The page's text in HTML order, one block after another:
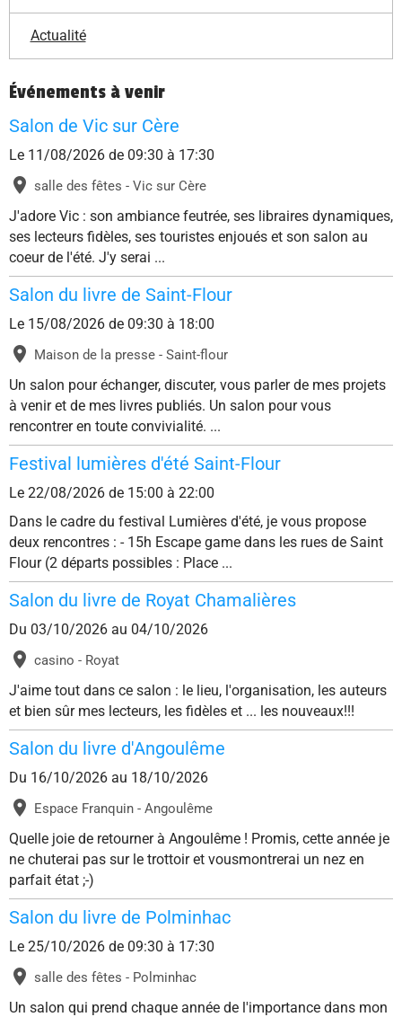
Actualité
Événements à venir
Salon de Vic sur Cère
Le 11/08/2026 de 09:30 à 17:30
salle des fêtes - Vic sur Cère
J'adore Vic : son ambiance feutrée, ses libraires dynamiques,
ses lecteurs fidèles, ses touristes enjoués et son salon au
coeur de l'été. J'y serai ...
Salon du livre de Saint-Flour
Le 15/08/2026 de 09:30 à 18:00
Maison de la presse - Saint-flour
Un salon pour échanger, discuter, vous parler de mes projets
à venir et de mes livres publiés. Un salon pour vous
rencontrer en toute convivialité. ...
Festival lumières d'été Saint-Flour
Le 22/08/2026 de 15:00 à 22:00
Dans le cadre du festival Lumières d'été, je vous propose
deux rencontres : - 15h Escape game dans les rues de Saint
Flour (2 départs possibles : Place ...
Salon du livre de Royat Chamalières
Du 03/10/2026 au 04/10/2026
casino - Royat
J'aime tout dans ce salon : le lieu, l'organisation, les auteurs
et bien sûr mes lecteurs, les fidèles et ... les nouveaux!!!
Salon du livre d'Angoulême
Du 16/10/2026 au 18/10/2026
Espace Franquin - Angoulême
Quelle joie de retourner à Angoulême ! Promis, cette année je
ne chuterai pas sur le trottoir et vousmontrerai un nez en
parfait état ;-)
Salon du livre de Polminhac
Le 25/10/2026 de 09:30 à 17:30
salle des fêtes - Polminhac
Un salon qui prend chaque année de l'importance dans mon